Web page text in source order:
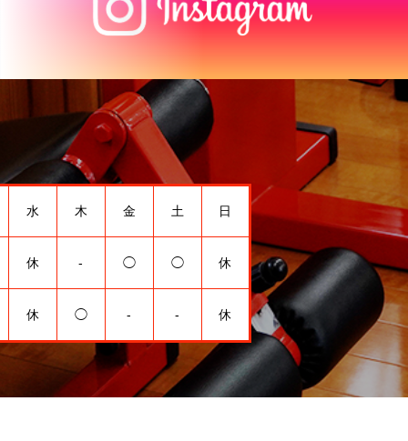
水 木 金 土 日
休 - ◯ ◯ 休
休 ◯ - - 休